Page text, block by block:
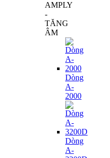
AMPLY
-
TĂNG
ÂM
Dòng
A-
2000
Dòng
A-